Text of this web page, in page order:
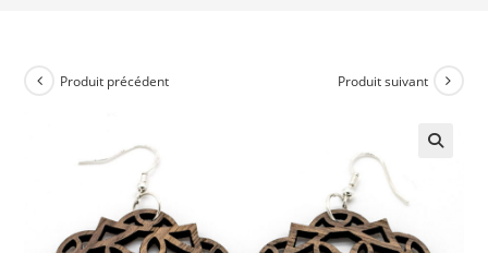
Produit précédent Produit suivant